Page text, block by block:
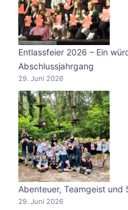
Entlassfeier 2026 – Ein
Abschlussjahrgang
29. Juni 2026
Abenteuer, Teamgeist und
29. Juni 2026